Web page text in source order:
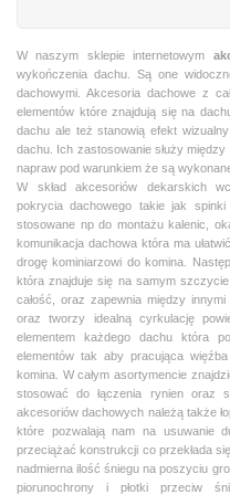
W naszym sklepie internetowym
wykończenia dachu. Są one
dachowymi. Akcesoria dachowe z
elementów które znajdują się na
dachu ale też stanowią efekt
dachu. Ich zastosowanie służy
napraw pod warunkiem że są
W skład akcesoriów dekarskich
pokrycia dachowego takie jak
stosowane np do montażu kalenic,
komunikacja dachowa która ma
drogę kominiarzowi do komina.
która znajduje się na samym
całość, oraz zapewnia między
oraz tworzy idealną cyrkulację
elementem każdego dachu która
elementów tak aby pracująca
komina. W całym asortymencie
stosować do łączenia rynien oraz
akcesoriów dachowych należą także
które pozwalają nam na usuwanie
przeciążać konstrukcji co przekłada
nadmierna ilość śniegu na poszyciu
piorunochrony i płotki przeciw